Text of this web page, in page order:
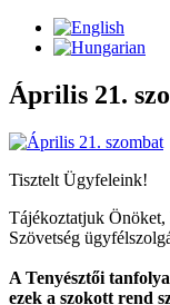
Április 21.
Tisztelt Ügyfeleink!
Tájékoztatjuk Önöket,
Szövetség
A Tenyésztői
ezek a szokott rend